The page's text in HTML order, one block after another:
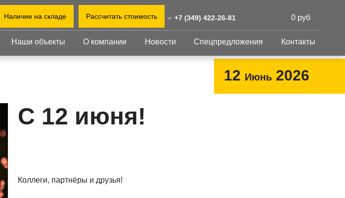
Наличие на складе Рассчитать стоимость +7 (349) 422-26-81
+7 (349) 422-26-81
просп. Губкина, 14А
Завод и склад: Калужская
0 руб
ступени
Изделия из
перфорированных
Крепеж
Наши объекты О компании Новости Спецпредложения Контакты
12 Июнь 2026
С 12 июня!
Коллеги, партнёры и друзья!